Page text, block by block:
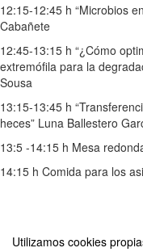
Utilizamos cookies
12:15-12:45 h “Microbios
Cabañete
12:45-13:15 h “¿Cómo
extremófila para la
Sousa
13:15-13:45 h
heces” Luna Ballestero
13:5 -14:15 h Mesa
14:15 h Comida para los